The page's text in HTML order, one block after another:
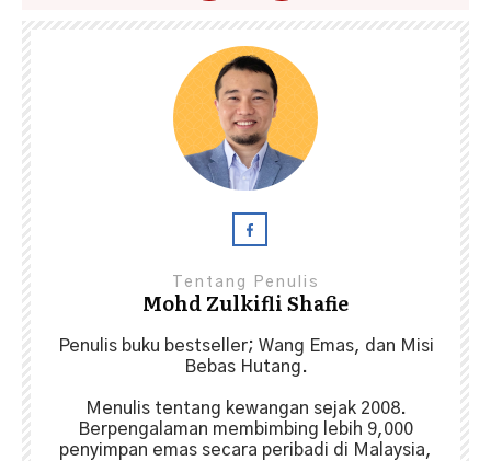
Tentang Penulis
Mohd Zulkifli Shafie
Penulis buku bestseller; Wang Emas, dan Misi
Bebas Hutang.
Menulis tentang kewangan sejak 2008.
Berpengalaman membimbing lebih 9,000
penyimpan emas secara peribadi di Malaysia,